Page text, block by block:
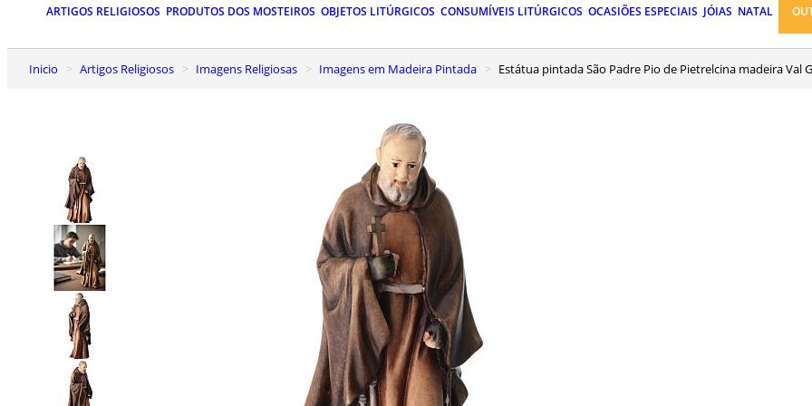
ARTIGOS RELIGIOSOS PRODUTOS DOS MOSTEIROS OBJETOS LITÚRGICOS CONSUMÍVEIS LITÚRGICOS OCASIÕES ESPECIAIS JÓIAS NATAL
Inicio Artigos Religiosos Imagens Religiosas Imagens em Madeira Pintada Estátua pintada São Padre Pio de Pietrelcina madeira Val